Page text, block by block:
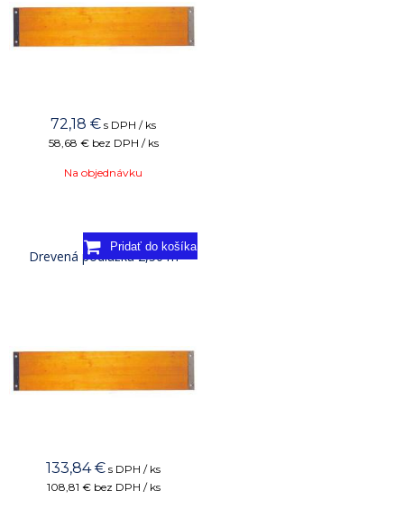
72,18 € s DPH / ks
58,68 € bez DPH / ks
Na objednávku
Drevená podlážka 2,50 m
133,84 € s DPH / ks
108,81 € bez DPH / ks